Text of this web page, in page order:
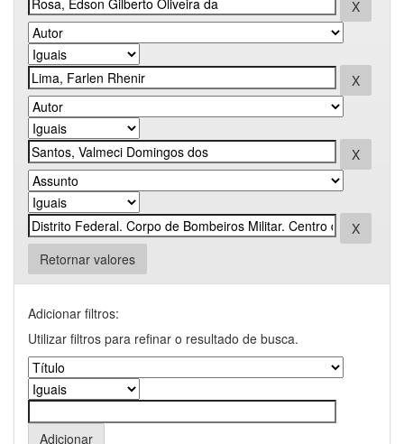
Retornar valores
Adicionar filtros:
Utilizar filtros para refinar o resultado de busca.